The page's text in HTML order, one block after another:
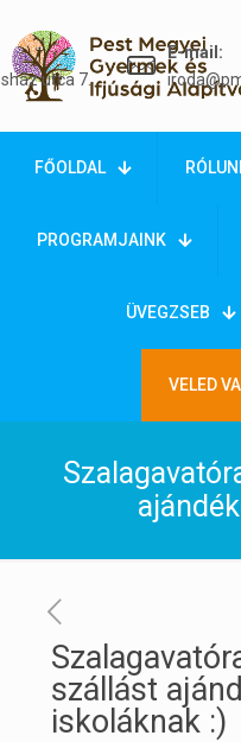
utca 7.
E-mail:
FŐOLDAL
PROGRAMJAINK
ÜVEGZSEB
VELED
szállást
iskoláknak :)